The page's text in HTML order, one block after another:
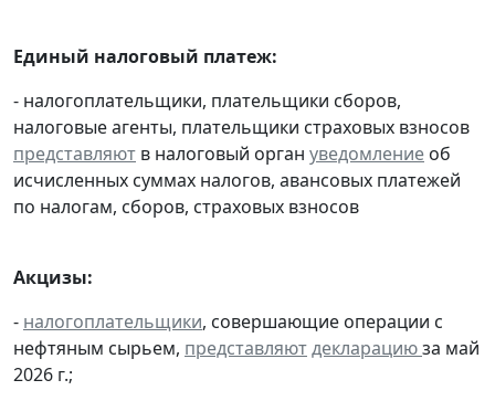
Единый налоговый платеж:
- налогоплательщики, плательщики сборов,
налоговые агенты, плательщики страховых взносов
представляют в налоговый орган уведомление об
исчисленных суммах налогов, авансовых платежей
по налогам, сборов, страховых взносов
Акцизы:
- налогоплательщики, совершающие операции с
нефтяным сырьем, представляютдекларациюза май
2026 г.;